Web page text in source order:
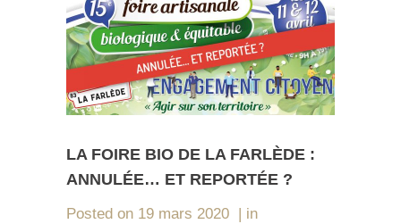
LA FOIRE BIO DE LA FARLÈDE :
ANNULÉE… ET REPORTÉE ?
Posted on 19 mars 2020
in